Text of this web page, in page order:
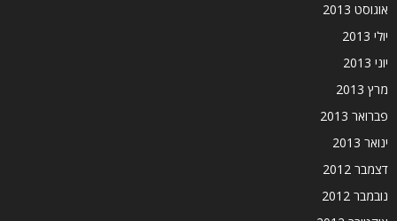
אוגוסט 2013
יולי 2013
יוני 2013
מרץ 2013
פברואר 2013
ינואר 2013
דצמבר 2012
נובמבר 2012